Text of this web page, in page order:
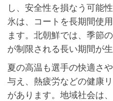
し、安全性を損なう可能
氷は、コートを長期間使
ます。北朝鮮では、季節
が制限される長い期間が
夏の高温も選手の快適さ
与え、熱疲労などの健康
があります。地域社会は